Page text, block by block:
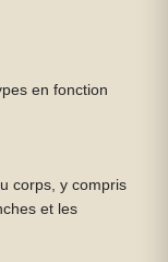
en fonction
corps, y compris
et les